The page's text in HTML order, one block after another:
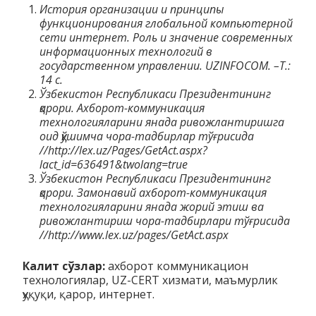
История организации и принципы
функционирования глобальной компьютерной
сети интернет. Роль и значение современных
информационных технологий в
государственном управлении. UZINFOCOM. –Т.:
14 с.
Ўзбекистон Республикаси Президентининг
қарори. Ахборот-коммуникация
технологияларини янада ривожлантиришга
оид қўшимча чора-тадбирлар тўғрисида
//http://lex.uz/Pages/GetAct.aspx?
lact_ id=636491&twolang=true
Ўзбекистон Республикаси Президентининг
қарори. Замонавий ахборот-коммуникация
технологияларини янада жорий этиш ва
ривожлантириш чора-тадбирлари тўғрисида
//http://www.lex.uz/pages/GetAct.aspx
Калит сўзлар:ахборот коммуникацион
технологиялар, UZ-CERT хизмати, маъмурлик
ҳуқуқи, қарор, интернет.